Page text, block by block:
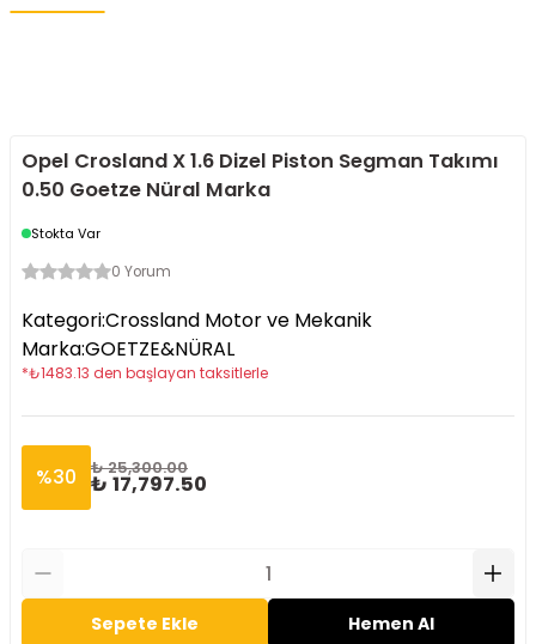
Opel Crosland X 1.6 Dizel Piston Segman Takımı
0.50 Goetze Nüral Marka
Stokta Var
0 Yorum
Kategori:Crossland Motor ve Mekanik
Marka:GOETZE&NÜRAL
*₺1483.13 den başlayan taksitlerle
%30 ₺ 25,300.00
₺ 17,797.50
Sepete Ekle Hemen Al